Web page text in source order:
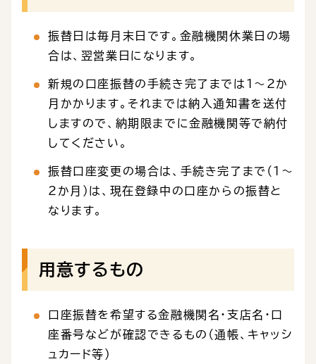
振替日は毎月末日です。金融機関休業日の場
合は、翌営業日になります。
新規の口座振替の手続き完了までは1～2か
月かかります。それまでは納入通知書を送付
しますので、納期限までに金融機関等で納付
してください。
振替口座変更の場合は、手続き完了まで（1～
2か月）は、現在登録中の口座からの振替と
なります。
用意するもの
口座振替を希望する金融機関名・支店名・口
座番号などが確認できるもの（通帳、キャッシ
ュカード等）